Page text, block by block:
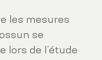
les mesures
se
lors de l’étude